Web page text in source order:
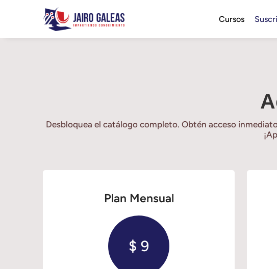
Cursos
Desbloquea el catálogo completo. Obtén acceso
Plan Mensual
$ 9